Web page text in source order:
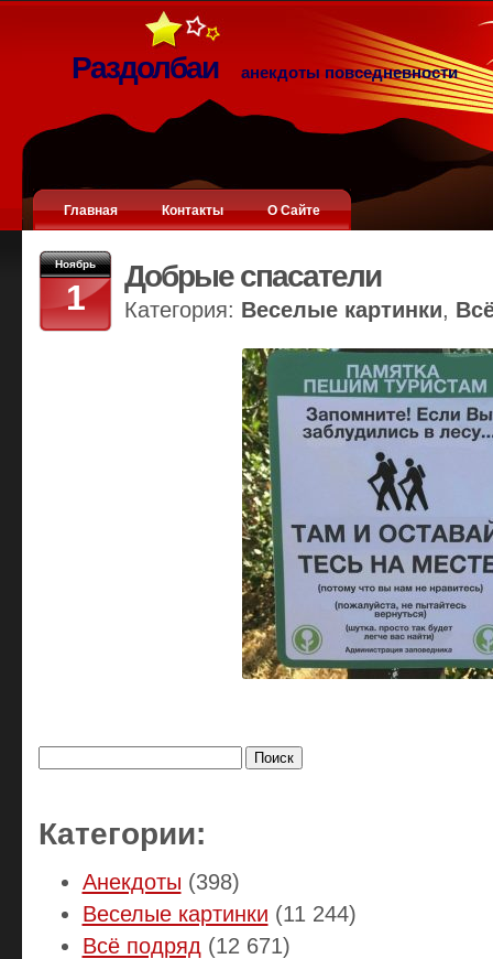
Раздолбаи анекдоты повседневности
Главная Контакты О Сайте
Ноябрь
1
Добрые спасатели
Категория: Веселые картинки,
Категории:
Анекдоты (398)
Веселые картинки (11 244)
Всё подряд (12 671)